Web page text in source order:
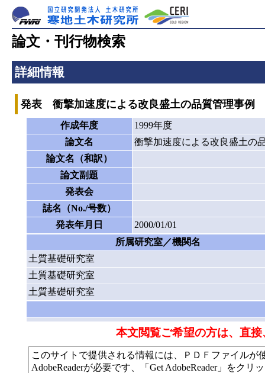
論文・刊行物検索
詳細情報
発表 衝撃加速度による改良盛土の品質管理事例
作成年度
1999年度
論文名
衝撃加速度による改良盛土の
論文名（和訳）
論文副題
発表会
誌名（No./号数）
発表年月日
2000/01/01
所属研究室／機関名
土質基礎研究室
土質基礎研究室
土質基礎研究室
本文閲覧ご希望の方は、直
このサイトで提供される情報には、ＰＤＦファイル
AdobeReaderが必要です、「Get AdobeReader」をク